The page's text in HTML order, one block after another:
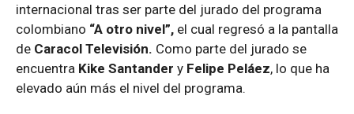
internacional tras ser parte del jurado del programa
colombiano “A otro nivel”, el cual regresó a la pantalla
de Caracol Televisión. Como parte del jurado se
encuentra Kike Santander y Felipe Peláez, lo que ha
elevado aún más el nivel del programa.